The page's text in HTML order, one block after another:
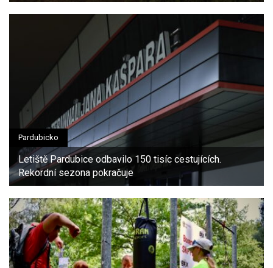
Pardubicko
Letiště Pardubice odbavilo 150 tisíc cestujících.
Rekordní sezona pokračuje